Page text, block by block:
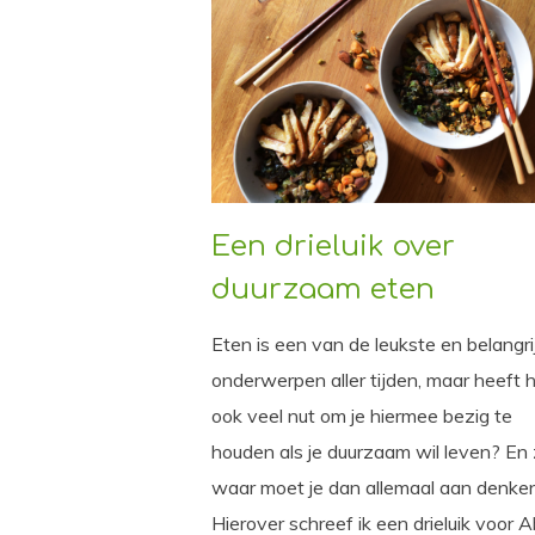
Een drieluik over
duurzaam eten
Eten is een van de leukste en
onderwerpen aller tijden, maar heeft
ook veel nut om je hiermee bezig te
houden als je duurzaam wil leven? En
waar moet je dan allemaal aan
Hierover schreef ik een drieluik voor